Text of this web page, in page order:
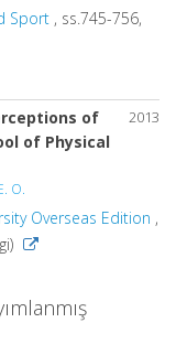
Sport , ss.745-756,
2013
of
of Physical
O.
Overseas Edition ,